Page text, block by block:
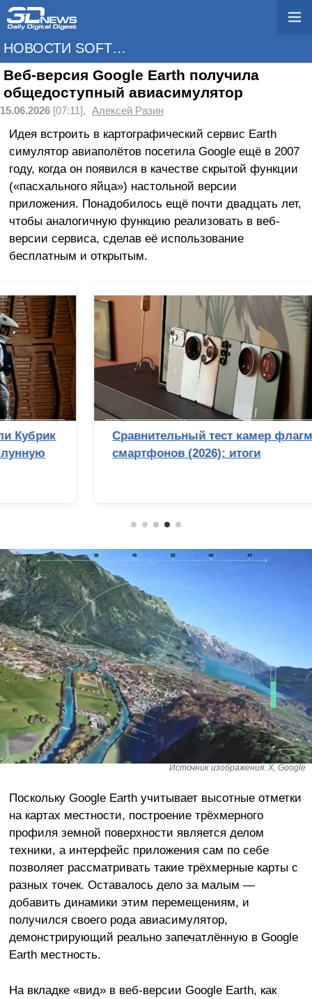
НОВОСТИ SOFTWARE
Веб-версия Google Earth получила
общедоступный авиасимулятор
15.06.2026 [07:11], Алексей Разин
Идея встроить в картографический сервис Earth
симулятор авиаполётов посетила Google ещё в 2007
году, когда он появился в качестве скрытой функции
(«пасхального яйца») настольной версии
приложения. Понадобилось ещё почти двадцать лет,
чтобы аналогичную функцию реализовать в веб-
версии сервиса, сделав её использование
бесплатным и открытым.
Сравнительный тест камер флагманских
смартфонов (2026): итоги
Источник изображения: X, Google
Поскольку Google Earth учитывает высотные отметки
на картах местности, построение трёхмерного
профиля земной поверхности является делом
техники, а интерфейс приложения сам по себе
позволяет рассматривать такие трёхмерные карты с
разных точек. Оставалось дело за малым —
добавить динамики этим перемещениям, и
получился своего рода авиасимулятор,
демонстрирующий реально запечатлённую в Google
Earth местность.
На вкладке «вид» в веб-версии Google Earth, как